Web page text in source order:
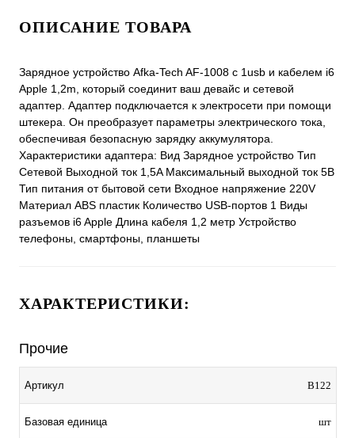
ОПИСАНИЕ ТОВАРА
Зарядное устройство Afka-Tech AF-1008 с 1usb и кабелем i6
Apple 1,2m, который соединит ваш девайс и сетевой
адаптер. Адаптер подключается к электросети при помощи
штекера. Он преобразует параметры электрического тока,
обеспечивая безопасную зарядку аккумулятора.
Характеристики адаптера: Вид Зарядное устройство Тип
Сетевой Выходной ток 1,5A Максимальный выходной ток 5В
Тип питания от бытовой сети Входное напряжение 220V
Материал ABS пластик Количество USB-портов 1 Виды
разъемов i6 Apple Длина кабеля 1,2 метр Устройство
телефоны, смартфоны, планшеты
ХАРАКТЕРИСТИКИ:
Прочие
Артикул B122
Базовая единица шт